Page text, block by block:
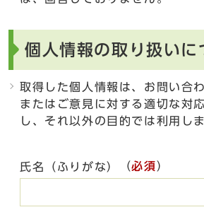
個人情報の取り扱いに
取得した個人情報は、お問い合
またはご意見に対する適切な対
し、それ以外の目的では利用し
氏名（ふりがな） （必須）